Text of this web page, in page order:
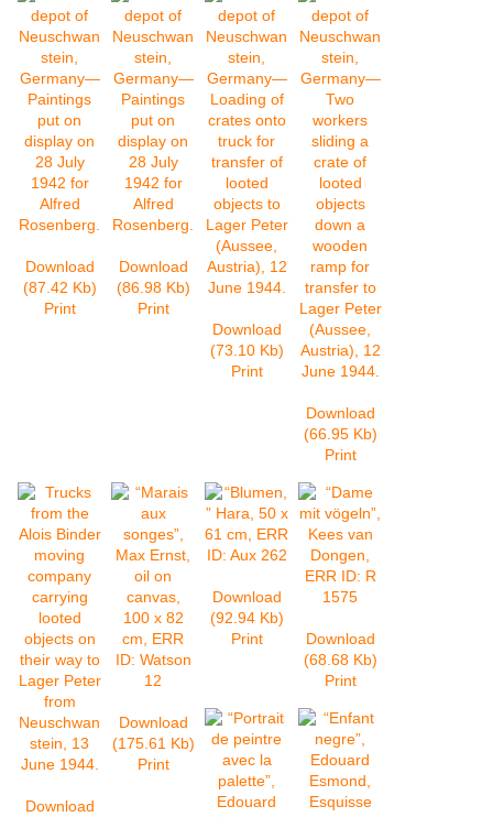
Download
(87.42 Kb)
Print
Download
(86.98 Kb)
Print
Download
(73.10 Kb)
Print
Download
(66.95 Kb)
Print
Download
Download
(175.61 Kb)
Print
Download
(92.94 Kb)
Print
Download
(68.68 Kb)
Print